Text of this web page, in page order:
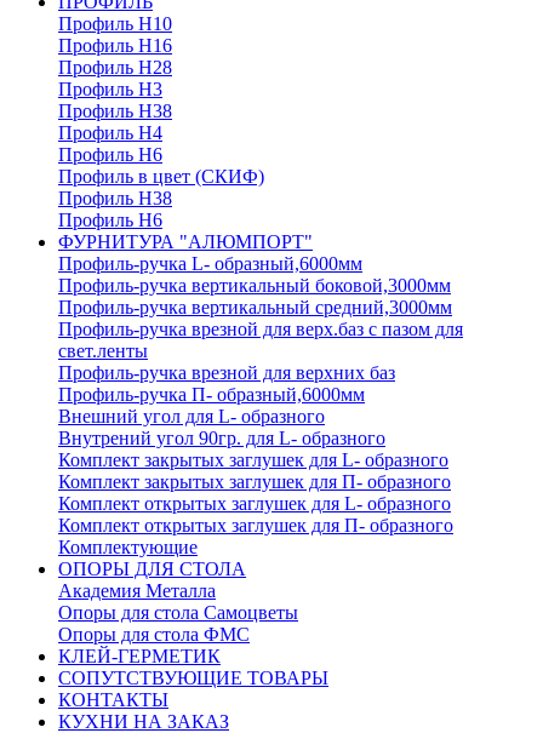
Профиль H10
Профиль H16
Профиль H28
Профиль H3
Профиль H38
Профиль H4
Профиль H6
Профиль в цвет (СКИФ)
Профиль H38
Профиль H6
ФУРНИТУРА "АЛЮМПОРТ"
Профиль-ручка L- образный,6000мм
Профиль-ручка вертикальный боковой,3000мм
Профиль-ручка вертикальный средний,3000мм
Профиль-ручка врезной для верх.баз с пазом для
свет.ленты
Профиль-ручка врезной для верхних баз
Профиль-ручка П- образный,6000мм
Внешний угол для L- образного
Внутрений угол 90гр. для L- образного
Комплект закрытых заглушек для L- образного
Комплект закрытых заглушек для П- образного
Комплект открытых заглушек для L- образного
Комплект открытых заглушек для П- образного
Комплектующие
ОПОРЫ ДЛЯ СТОЛА
Академия Металла
Опоры для стола Самоцветы
Опоры для стола ФМС
КЛЕЙ-ГЕРМЕТИК
СОПУТСТВУЮЩИЕ ТОВАРЫ
КОНТАКТЫ
КУХНИ НА ЗАКАЗ